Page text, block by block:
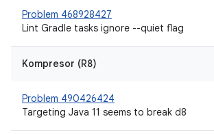
Problem 468928427
Lint Gradle tasks ignore --quiet flag
Kompresor (R8)
Problem 490426424
Targeting Java 11 seems to break d8